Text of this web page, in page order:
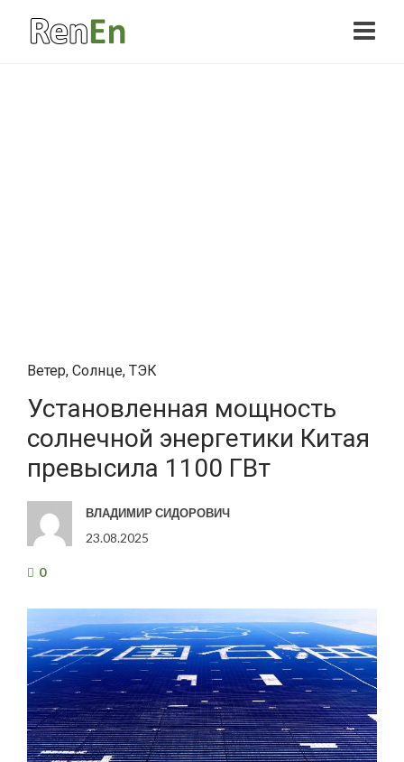
Ветер, Солнце, ТЭК
Установленная мощность
солнечной энергетики Китая
превысила 1100 ГВт
ВЛАДИМИР СИДОРОВИЧ
23.08.2025
0